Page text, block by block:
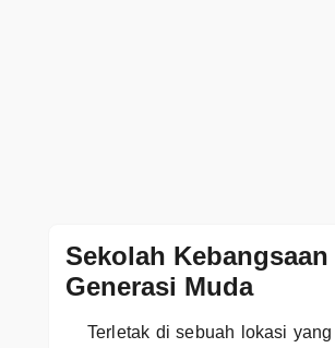
Sekolah
Generasi Muda
Terletak di sebuah lokasi